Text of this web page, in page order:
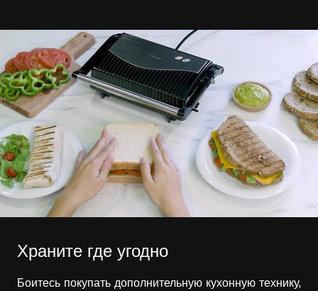
Храните где угодно
Боитесь покупать дополнительную кухонную технику,